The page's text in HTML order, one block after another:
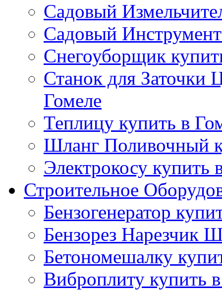
Садовый
Садовый
Снегоуборщик
Станок для Заточки
Гомеле
Теплицу купить в
Шланг Поливочный
Электрокосу купить
Строительное
Бензогенератор
Бензорез Нарезчик
Бетономешалку
Виброплиту купить